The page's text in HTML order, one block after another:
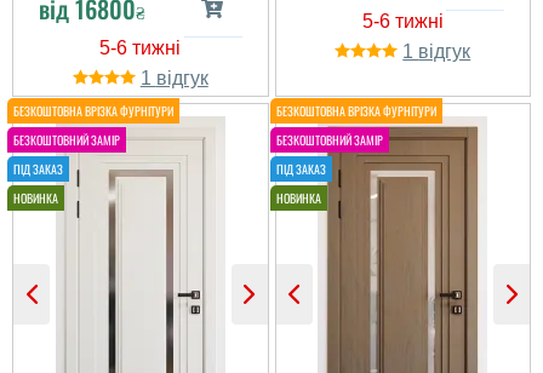
Итак, по факту: Очень
достойное качество
Дзеркало без дефектов
и искажений, что
является плюсом Дверь
поставляется в полном
комплекте Из минусов:
Цена конская, реально
купить себе такое
изделие смо...
деякі дефекти покриття
та дзеркало по кутах
було із викривленням,
замовлення робили
приблизно в строк. Шо
понравилось так це
бистро обробили заказ і
+ двері самі по собі
важкі та сол...
від16800₴
1
1